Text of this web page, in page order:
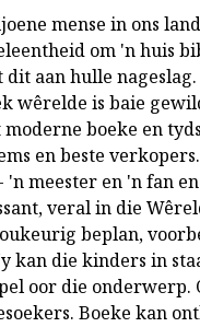
mense in ons
om 'n huis
aan hulle
wêrelde is baie
moderne boeke en
en beste
meester en 'n fan
veral in die
beplan,
kan die kinders in
oor die onderwerp.
Boeke kan